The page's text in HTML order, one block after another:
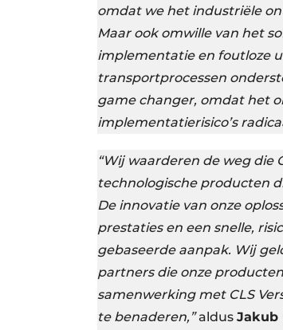
omdat we het industriële
Maar ook omwille van het
implementatie en foutloze
transportprocessen
game changer, omdat het
implementatierisico’s
“Wij waarderen de weg die
technologische producten
De innovatie van onze
prestaties en een snelle,
gebaseerde aanpak. Wij
partners die onze
samenwerking met CLS
te benaderen,”aldus Jakub